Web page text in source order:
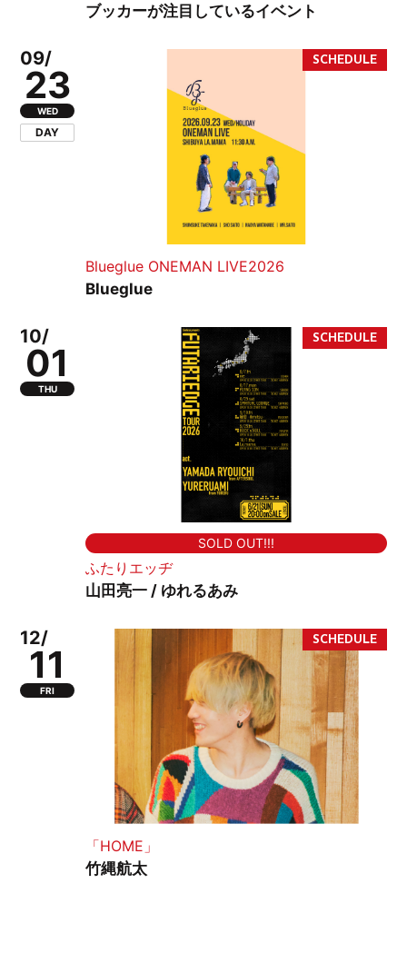
ブッカーが注目しているイベント
09/
23
WED
DAY
Blueglue ONEMAN LIVE2026
Blueglue
10/
01
THU
SOLD OUT!!!
ふたりエッヂ
山田亮一 / ゆれるあみ
12/
11
FRI
「HOME」
竹縄航太